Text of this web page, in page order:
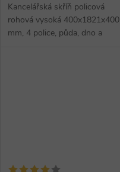
Kancelářská skříň policová
rohová vysoká 400x1821x400
mm, 4 police, půda, dno a